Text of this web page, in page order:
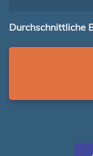
Durchschnittliche